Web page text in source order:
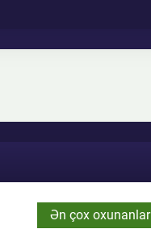
Ən çox oxunanlar